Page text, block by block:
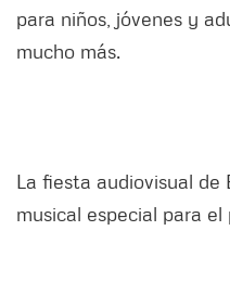
para niños, jóvenes y
mucho más.
La fiesta audiovisual
musical especial para